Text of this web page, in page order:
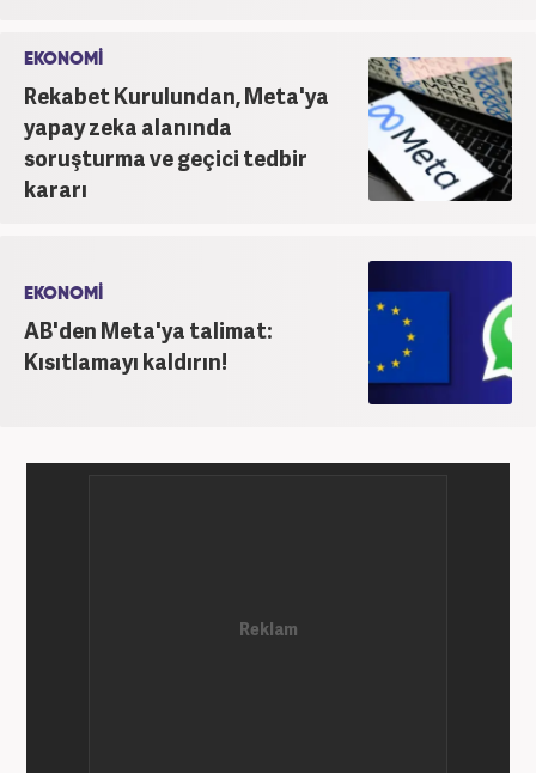
EKONOMİ
Rekabet Kurulundan, Meta'ya
yapay zeka alanında
soruşturma ve geçici tedbir
kararı
EKONOMİ
AB'den Meta'ya talimat:
Kısıtlamayı kaldırın!